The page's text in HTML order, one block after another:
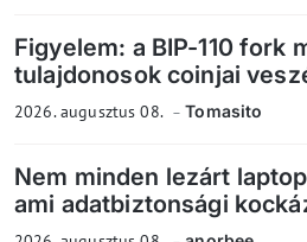
Figyelem: a BIP-110 fork
tulajdonosok coinjai
2026. augusztus 08. Tomasito
Nem minden lezárt
ami adatbiztonsági